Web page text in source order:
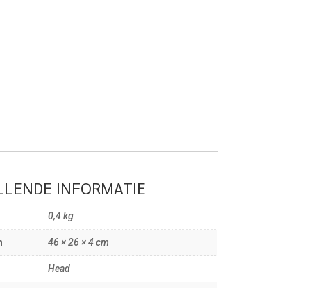
INFORMATIE
0,4 kg
46 × 26 × 4 cm
Head